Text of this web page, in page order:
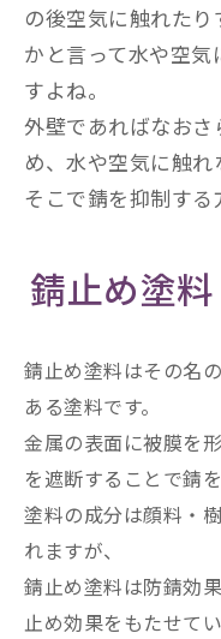
の後空気に触れたり
かと言って水や空
すよね。
外壁であればなおさ
め、水や空気に触れ
そこで錆を抑制する
錆止め塗料
錆止め塗料はその名
ある塗料です。
金属の表面に被膜を
を遮断することで錆を
塗料の成分は顔料・
れますが、
錆止め塗料は防錆効
止め効果をもたせてい